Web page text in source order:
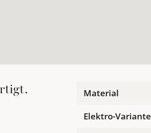
Material
Elektro-Variante